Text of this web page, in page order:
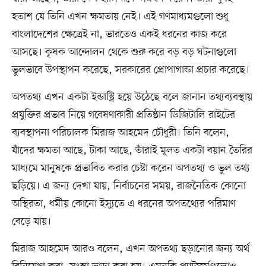
হতাশ যে তিনি এখন ক্ষমতায় নেই। এই গণমাধ্যমগুলো শুধু
বাংলাদেশের ক্ষেত্রেই না, ভারতেও একই ধরনের কাজ করে
আসছে। কৃষক আন্দোলন থেকে শুরু করে বড় বড় ঘটনাগুলো
ভুলভাবে উপস্থাপন করেছে, সরকারের প্রোপাগান্ডা প্রচার করেছে।
অপতথ্য এখন একটা ইন্ডাস্ট্রি হয়ে উঠেছে বলে জানান তথ্যব্যবস্থায়
প্রযুক্তির প্রভাব নিয়ে গবেষণাকারী প্রতিষ্ঠান ডিজিটালি রাইটের
ব্যবস্থাপনা পরিচালক মিরাজ আহমেদ চৌধুরী। তিনি বলেন,
যাঁদের ক্ষমতা আছে, টাকা আছে, তাঁরাই মূলত একটা বয়ান তৈরির
মাধ্যমে মানুষকে প্রভাবিত করার চেষ্টা করেন অপতথ্য ও ভুল তথ্য
ছড়িয়ে। এ জন্য দেখা যায়, নির্বাচনের সময়, রাজনৈতিক কোনো
অস্থিরতা, ধর্মীয় কোনো ইস্যুতে এ ধরনের অপতথ্যের পরিমাণ
বেড়ে যায়।
মিরাজ আহমেদ আরও বলেন, এখন অপতথ্য ছড়ানোর জন্য অর্থ